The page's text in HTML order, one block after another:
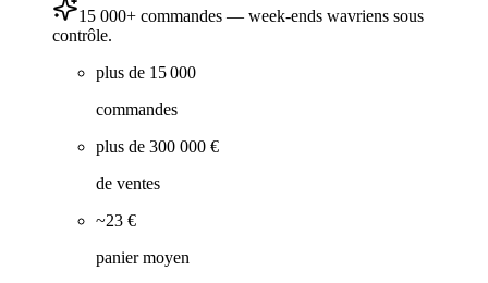
15 000+ commandes — week-ends wavriens sous
contrôle.
plus de 15 000
commandes
plus de 300 000 €
de ventes
~23 €
panier moyen